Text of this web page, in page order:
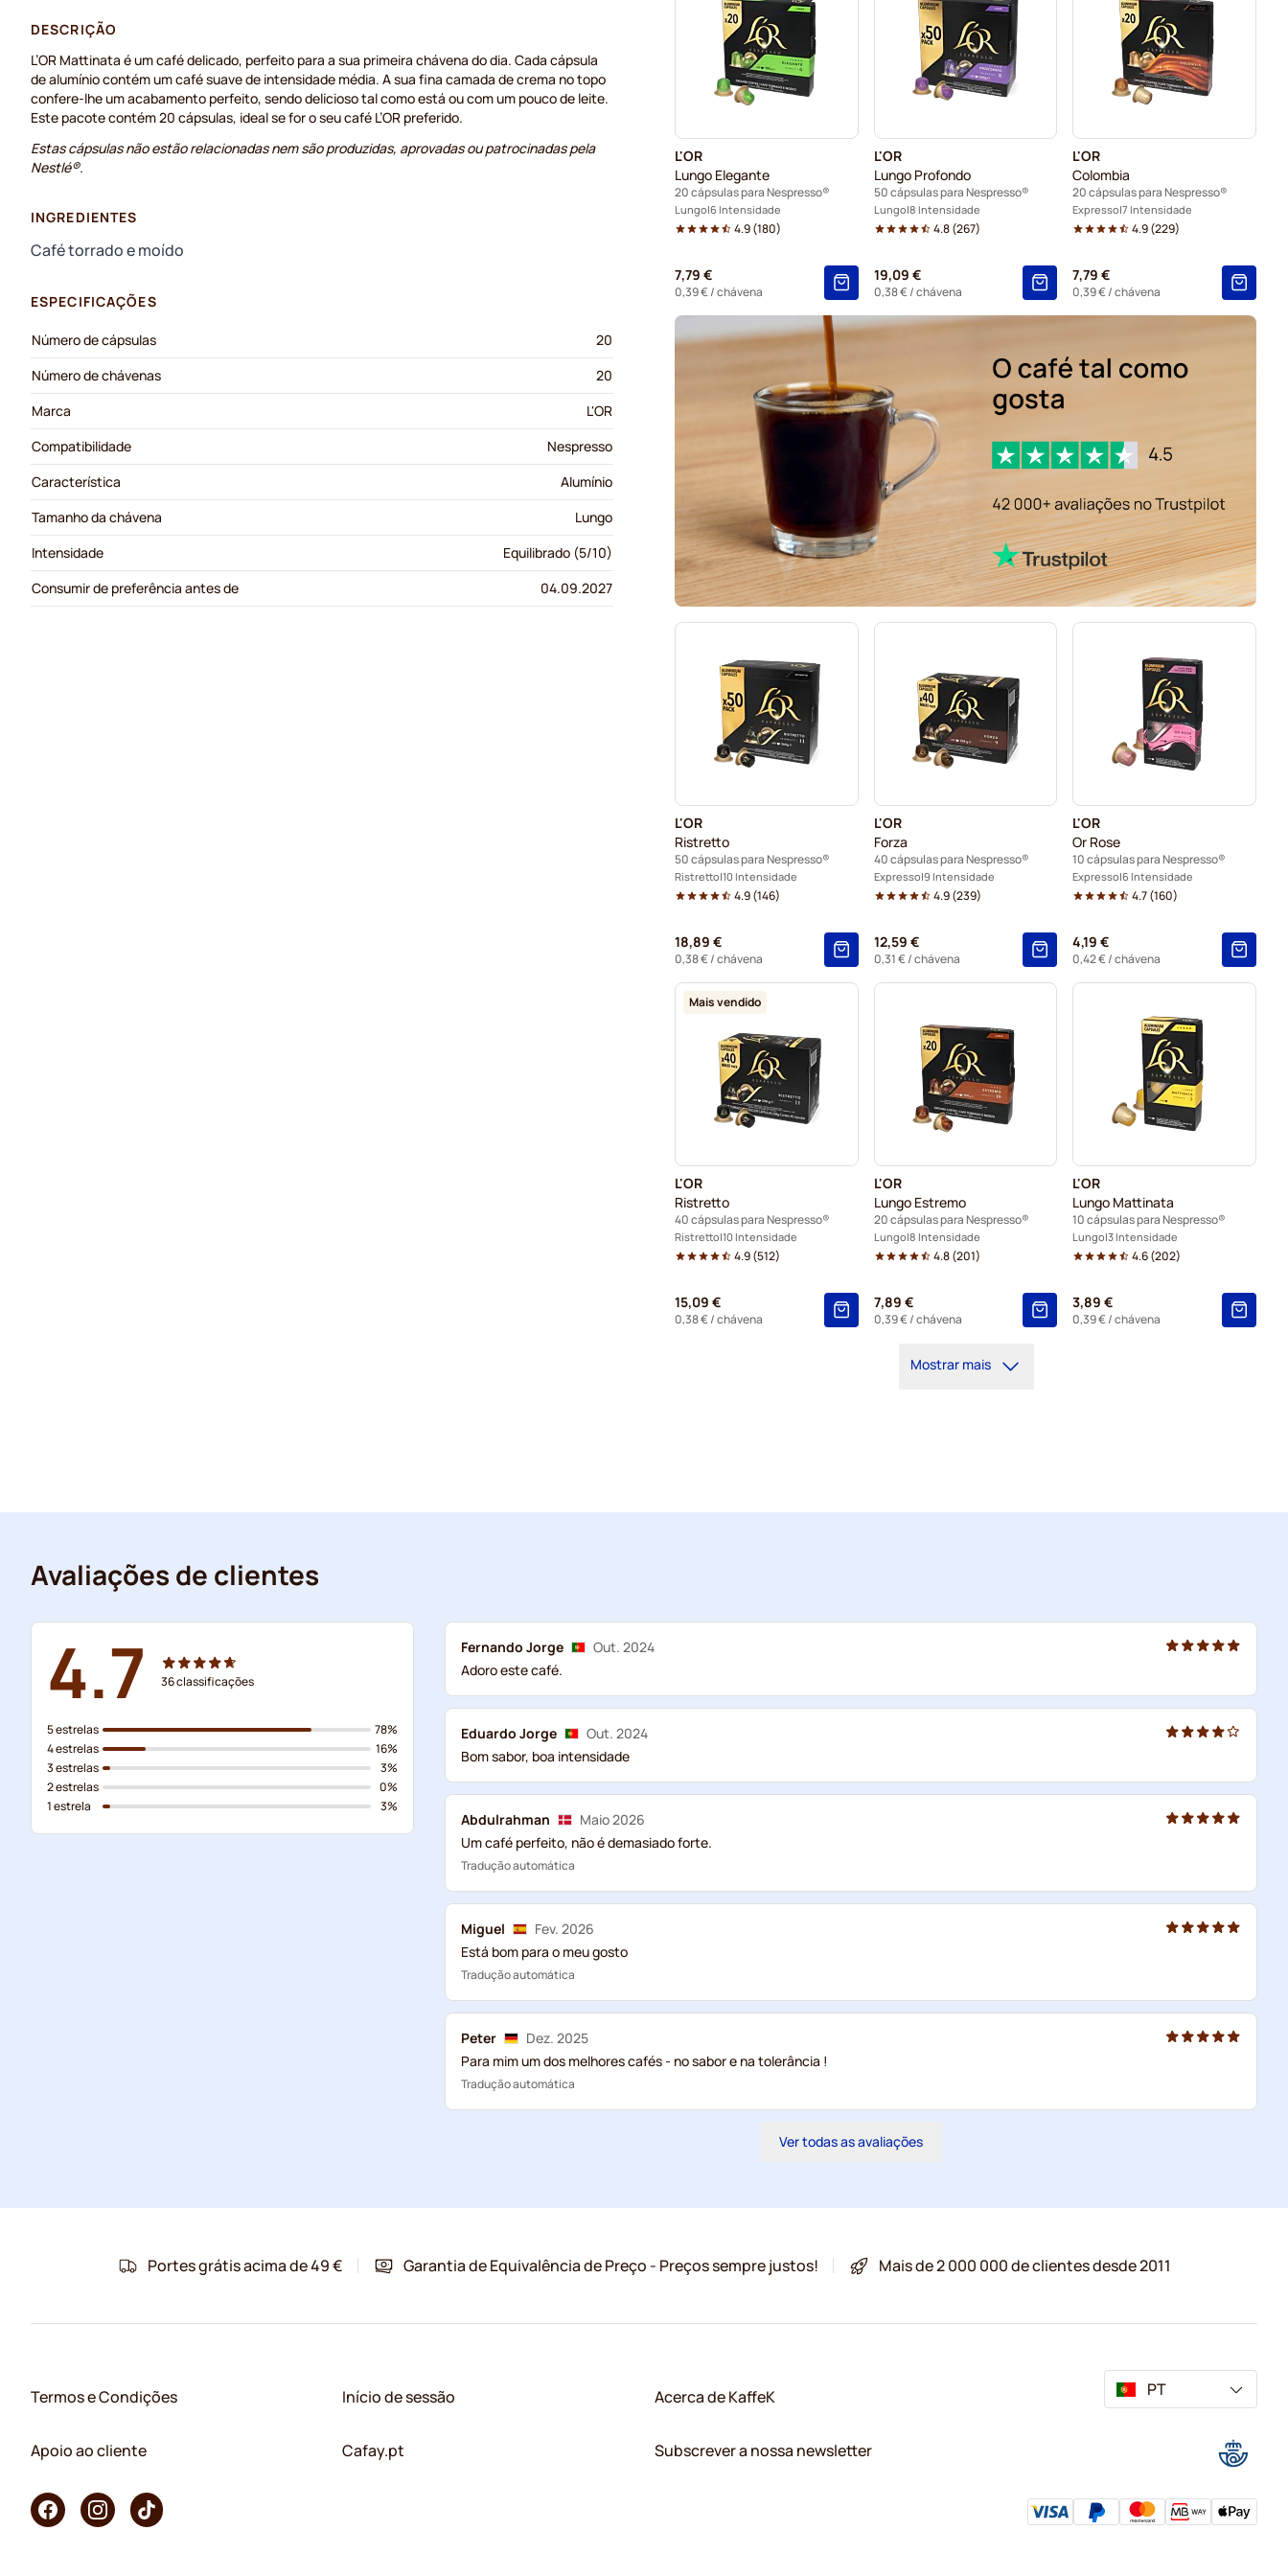
Cápsulas Gevalia para Nespresso® Cápsulas Belmio para Nespresso®
Cápsulas Friele para Nespresso® Cápsulas Garibaldi para Nespresso®
Cápsulas de café lungo Starbucks® para Nespresso®
L'OR
Lungo Elegante
20 cápsulas para Nespresso®
Lungo 6 Intensidade
4.9(180)
7,79 €
0,39 €/ chávena
L'OR
Lungo Profondo
50 cápsulas para Nespresso®
Lungo 8 Intensidade
4.8(267)
19,09 €
0,38 €/ chávena
L'OR
Colombia
20 cápsulas para Nespresso®
Expresso 7 Intensidade
4.9(229)
7,79 €
0,39 €/ chávena
L'OR
Ristretto
50 cápsulas para Nespresso®
Ristretto 10 Intensidade
4.9(146)
18,89 €
0,38 €/ chávena
L'OR
Forza
40 cápsulas para Nespresso®
Expresso 9 Intensidade
4.9(239)
12,59 €
0,31 €/ chávena
L'OR
Or Rose
10 cápsulas para Nespresso®
Expresso 6 Intensidade
4.7(160)
4,19 €
0,42 €/ chávena
Mais vendido
L'OR
Ristretto
40 cápsulas para Nespresso®
Ristretto 10 Intensidade
4.9(512)
15,09 €
0,38 €/ chávena
L'OR
Lungo Estremo
20 cápsulas para Nespresso®
Lungo 8 Intensidade
4.8(201)
7,89 €
0,39 €/ chávena
L'OR
Lungo Mattinata
10 cápsulas para Nespresso®
Lungo 3 Intensidade
4.6(202)
3,89 €
0,39 €/ chávena
Mostrar mais
DESCRIÇÃO
L’OR Mattinata é um café delicado, perfeito para a sua primeira chávena do dia. Cada cápsula
de alumínio contém um café suave de intensidade média. A sua fina camada de crema no topo
confere-lhe um acabamento perfeito, sendo delicioso tal como está ou com um pouco de leite.
Este pacote contém 20 cápsulas, ideal se for o seu café L’OR preferido.
Estas cápsulas não estão relacionadas nem são produzidas, aprovadas ou patrocinadas pela
Nestlé®.
INGREDIENTES
Café torrado e moído
ESPECIFICAÇÕES
Número de cápsulas
20
Número de chávenas
20
Marca
L'OR
Compatibilidade
Nespresso
Característica
Alumínio
Tamanho da chávena
Lungo
Intensidade
Equilibrado (5/10)
Consumir de preferência antes de
04.09.2027
Avaliações de clientes
4.7 36classificações
5 estrelas
4 estrelas
3 estrelas
2 estrelas
1 estrela
78%
16%
3%
0%
3%
Fernando Jorge
Out. 2024
Adoro este café.
Eduardo Jorge
Out. 2024
Bom sabor, boa intensidade
Abdulrahman
Maio 2026
Um café perfeito, não é demasiado forte.
Tradução automática
Miguel
Fev. 2026
Está bom para o meu gosto
Tradução automática
Peter
Dez. 2025
Para mim um dos melhores cafés - no sabor e na tolerância !
Tradução automática
Ver todas as avaliações
Portes grátis acima de 49 € Garantia de Equivalência de Preço - Preços sempre justos! Mais de 2 000 000 de clientes desde 2011
Termos e Condições
Apoio ao cliente
Início de sessão
Cafay.pt
Acerca de KaffeK
Subscrever a nossa newsletter
PT